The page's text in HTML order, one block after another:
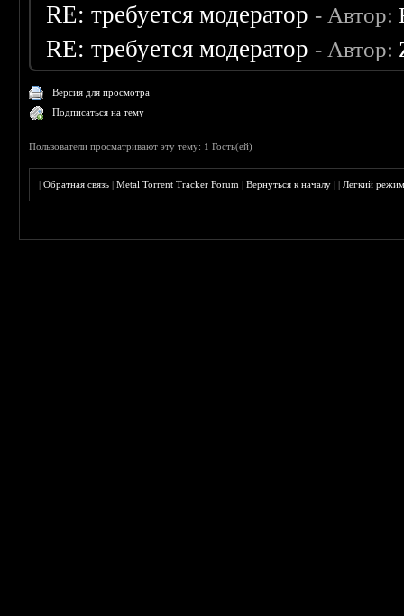
RE: требуется модератор - Автор:
RE: требуется модератор - Автор:
Версия для просмотра
Подписаться на тему
Пользователи просматривают эту тему: 1 Гость(ей)
|Обратная связь |Metal Torrent Tracker Forum |Вернуться к началу ||Лёгкий